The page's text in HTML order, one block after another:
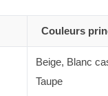
Couleurs
Beige, Blanc
Taupe